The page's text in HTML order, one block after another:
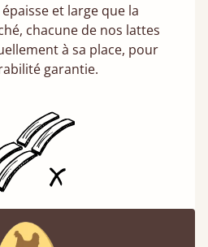
et large que la
chacune de nos lattes
à sa place, pour
garantie.
et non souples